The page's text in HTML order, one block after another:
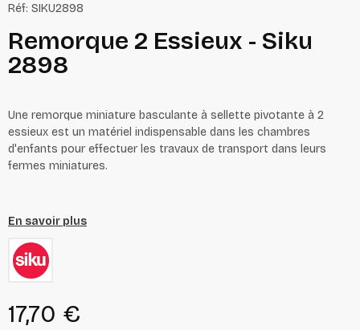
Réf: SIKU2898
Remorque 2 Essieux - Siku
2898
Une remorque miniature basculante à sellette pivotante à 2
essieux est un matériel indispensable dans les chambres
d'enfants pour effectuer les travaux de transport dans leurs
fermes miniatures.
En savoir plus
17,70 €